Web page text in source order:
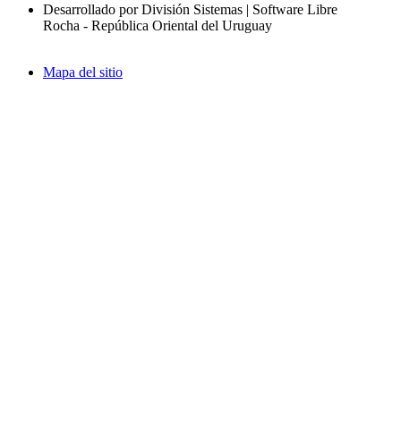
Desarrollado por División Sistemas | Software Libre
Rocha - República Oriental del Uruguay
Mapa del sitio